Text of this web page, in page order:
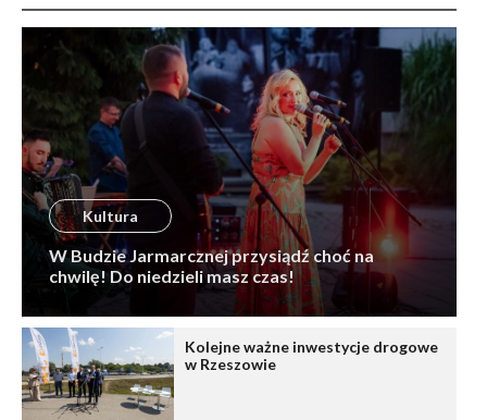
Kultura
W Budzie Jarmarcznej przysiądź choć na
chwilę! Do niedzieli masz czas!
Kolejne ważne inwestycje drogowe
w Rzeszowie